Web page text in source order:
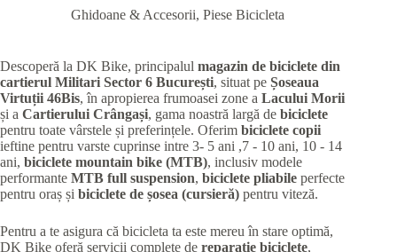
Ghidoane & Accesorii, Piese Bicicleta
Descoperă la DK Bike, principalul magazin de biciclete din
cartierul Militari Sector 6 București, situat pe Șoseaua
Virtuții 46Bis, în apropierea frumoasei zone a Lacului Morii
și a Cartierului Crângași, gama noastră largă de biciclete
pentru toate vârstele și preferințele. Oferim biciclete copii
ieftine pentru varste cuprinse intre 3- 5 ani ,7 - 10 ani, 10 - 14
ani, biciclete mountain bike (MTB), inclusiv modele
performante MTB full suspension, biciclete pliabile perfecte
pentru oraș și biciclete de șosea (cursieră) pentru viteză.
Pentru a te asigura că bicicleta ta este mereu în stare optimă,
DK Bike oferă servicii complete de reparație biciclete,